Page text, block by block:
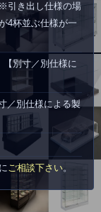
引き出し仕様の場
4杯並ぶ仕様が一
別寸／別仕様に
／別仕様による製
ご相談下さい。